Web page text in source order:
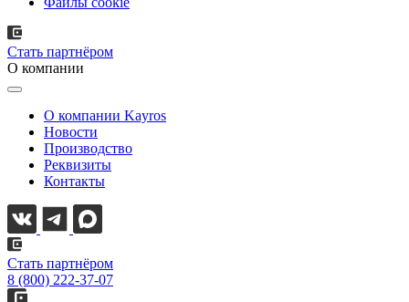
Стать партнёром
О компании
О компании Kayros
Новости
Производство
Реквизиты
Контакты
Стать партнёром
8 (800) 222-37-07